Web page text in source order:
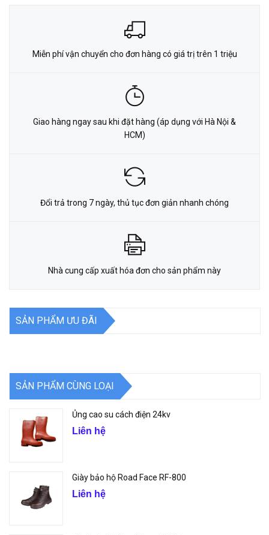
Miễn phí vận chuyển cho đơn hàng có giá trị trên 1 triệu
Giao hàng ngay sau khi đặt hàng (áp dụng với Hà Nội &
HCM)
Đổi trả trong 7 ngày, thủ tục đơn giản nhanh chóng
Nhà cung cấp xuất hóa đơn cho sản phẩm này
SẢN PHẨM ƯU ĐÃI
SẢN PHẨM CÙNG LOẠI
Ủng cao su cách điện 24kv
Liên hệ
Giày bảo hộ Road Face RF-800
Liên hệ